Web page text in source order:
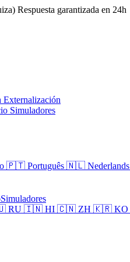
Respuesta garantizada en 24h
Externalización
Simuladores
🇵🇹 Português 🇳🇱 Nederlands
Simuladores
RU 🇮🇳 HI 🇨🇳 ZH 🇰🇷 KO